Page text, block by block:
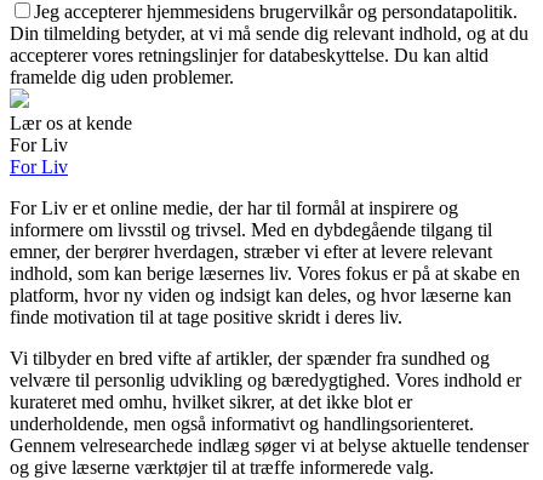
Jeg accepterer hjemmesidens brugervilkår og persondatapolitik.
Din tilmelding betyder, at vi må sende dig relevant indhold, og at du
accepterer vores retningslinjer for databeskyttelse. Du kan altid
framelde dig uden problemer.
Lær os at kende
For Liv
For Liv
For Liv er et online medie, der har til formål at inspirere og
informere om livsstil og trivsel. Med en dybdegående tilgang til
emner, der berører hverdagen, stræber vi efter at levere relevant
indhold, som kan berige læsernes liv. Vores fokus er på at skabe en
platform, hvor ny viden og indsigt kan deles, og hvor læserne kan
finde motivation til at tage positive skridt i deres liv.
Vi tilbyder en bred vifte af artikler, der spænder fra sundhed og
velvære til personlig udvikling og bæredygtighed. Vores indhold er
kurateret med omhu, hvilket sikrer, at det ikke blot er
underholdende, men også informativt og handlingsorienteret.
Gennem velresearchede indlæg søger vi at belyse aktuelle tendenser
og give læserne værktøjer til at træffe informerede valg.